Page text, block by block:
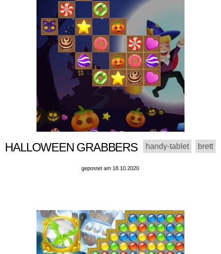
HALLOWEEN GRABBERS handy-tablet brett
gepostet am 18.10.2020